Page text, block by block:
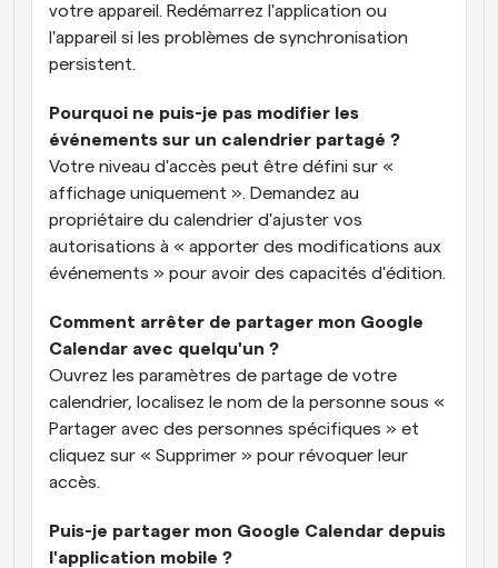
votre appareil. Redémarrez l'application ou
l'appareil si les problèmes de synchronisation
persistent.
Pourquoi ne puis-je pas modifier les
événements sur un calendrier partagé ?
Votre niveau d'accès peut être défini sur «
affichage uniquement ». Demandez au
propriétaire du calendrier d'ajuster vos
autorisations à « apporter des modifications aux
événements » pour avoir des capacités d'édition.
Comment arrêter de partager mon Google
Calendar avec quelqu'un ?
Ouvrez les paramètres de partage de votre
calendrier, localisez le nom de la personne sous «
Partager avec des personnes spécifiques » et
cliquez sur « Supprimer » pour révoquer leur
accès.
Puis-je partager mon Google Calendar depuis
l'application mobile ?